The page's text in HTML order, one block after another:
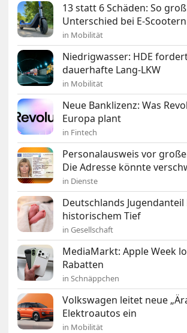
13 statt 6 Schäden: So
Unterschied bei E-Scootern
in Mobilität
Niedrigwasser: HDE
dauerhafte Lang-LKW
in Mobilität
Neue Banklizenz: Was
Europa plant
in Fintech
Personalausweis vor
Die Adresse könnte
in Dienste
Deutschlands
historischem Tief
in Gesellschaft
MediaMarkt: Apple Week
Rabatten
in Schnäppchen
Volkswagen leitet neue
Elektroautos ein
in Mobilität